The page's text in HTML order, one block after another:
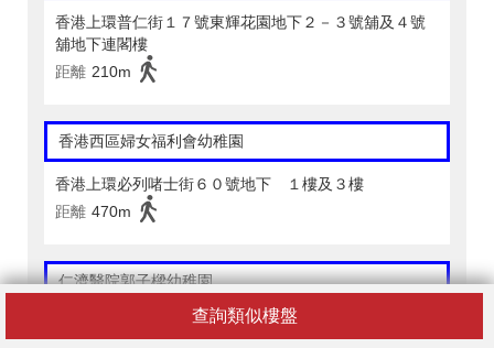
查詢類似樓盤
香港上環普仁街１７號東輝花園地下２－３號舖及４號
舖地下連閣樓
距離 210m
香港西區婦女福利會幼稚園
香港上環必列啫士街６０號地下 １樓及３樓
距離 470m
仁濟醫院郭子樑幼稚園
香港西營盤高街９號地下上層（南）